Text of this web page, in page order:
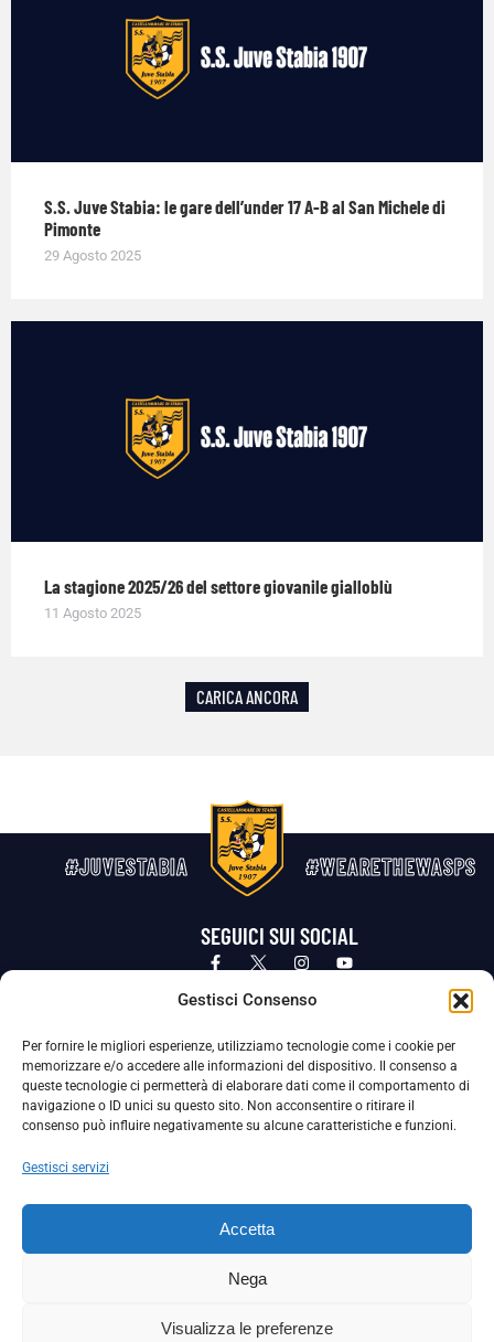
Gestisci Consenso
Per fornire le migliori esperienze, utilizziamo tecnologie come i cookie per
memorizzare e/o accedere alle informazioni del dispositivo. Il consenso a
queste tecnologie ci permetterà di elaborare dati come il comportamento di
navigazione o ID unici su questo sito. Non acconsentire o ritirare il
consenso può influire negativamente su alcune caratteristiche e funzioni.
Gestisci servizi
Accetta
Nega
Visualizza le preferenze
S.S. Juve Stabia: le gare dell’under 17 A-B al San Michele di
Pimonte
29 Agosto 2025
La stagione 2025/26 del settore giovanile gialloblù
11 Agosto 2025
CARICA ANCORA
#JUVESTABIA #WEARETHEWASPS
SEGUICI SUI SOCIAL
Privacy Policy Cookie Policy
La Società ha nominato il Responsabile della Protezione dei Dati Personali (DPO), figura specializzata che vigila sulle modalità
adottate dalla nostra Società per tutelare i Suoi dati personali.
Per contattare il DPO può scrivere a
La Società ha inoltre adottato un proprio Codice Etico, consultabile al seguente link:
Scarica il Codice Etico